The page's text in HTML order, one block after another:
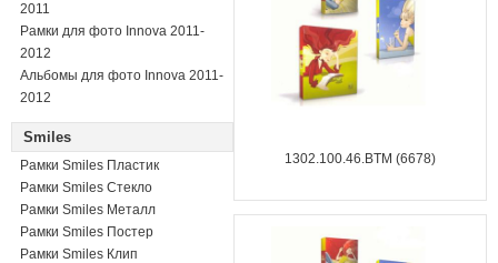
2011
Рамки для фото Innova 2011-
2012
Альбомы для фото Innova 2011-
2012
Smiles
Рамки Smiles Пластик
Рамки Smiles Стекло
Рамки Smiles Металл
Рамки Smiles Постер
Рамки Smiles Клип
1302.100.46.BTM (6678)